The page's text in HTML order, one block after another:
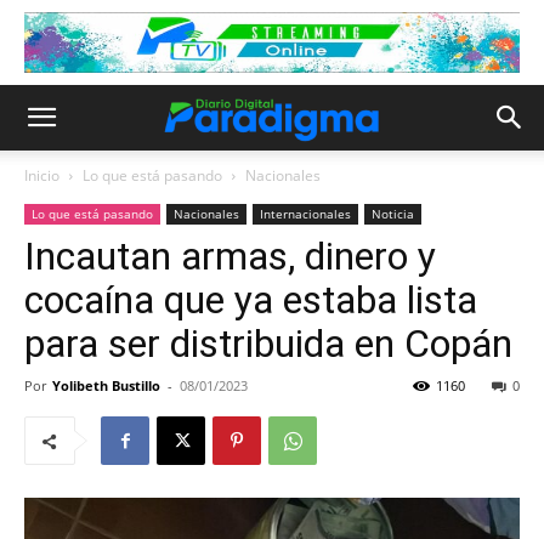
Inicio Lo que está pasando Nacionales
Lo que está pasando Nacionales Internacionales Noticia
Incautan armas, dinero y
cocaína que ya estaba lista
para ser distribuida en Copán
Por Yolibeth Bustillo - 08/01/2023 0
1160